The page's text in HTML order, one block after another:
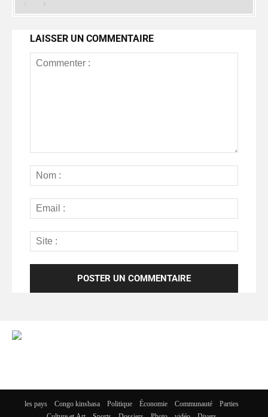
LAISSER UN COMMENTAIRE
les pays Congo kinshasa Politique Économie Communauté
Parties